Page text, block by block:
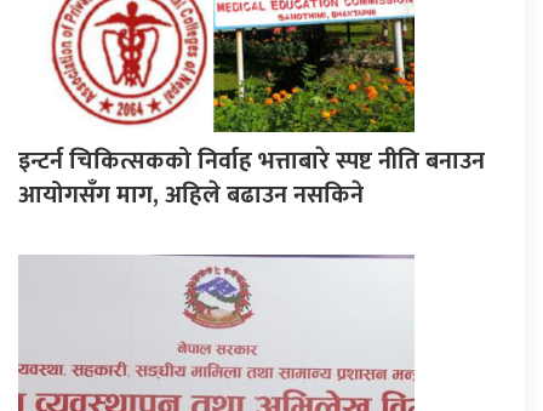
इन्टर्न चिकित्सकको निर्वाह भत्ताबारे स्पष्ट नीति बनाउन
आयोगसँग माग, अहिले बढाउन नसकिने